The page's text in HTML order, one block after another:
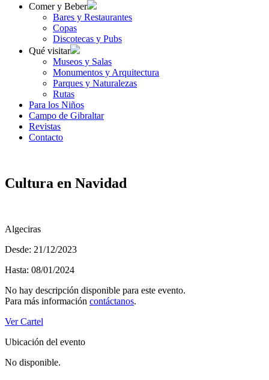
Comer y Beber
Bares y Restaurantes
Copas
Discotecas y Pubs
Qué visitar
Museos y Salas
Monumentos y Arquitectura
Parques y Naturalezas
Rutas
Para los Niños
Campo de Gibraltar
Revistas
Contacto
Cultura en Navidad
Algeciras
Desde: 21/12/2023
Hasta: 08/01/2024
No hay descripción disponible para este evento.
Para más información contáctanos.
Ver Cartel
Ubicación del evento
No disponible.